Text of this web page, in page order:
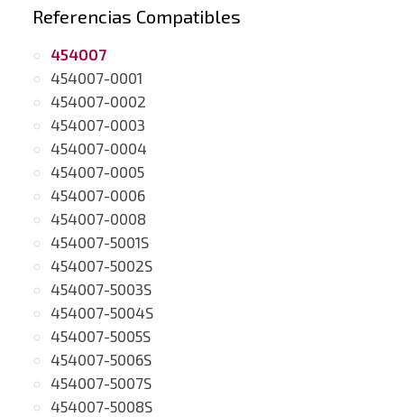
Referencias Compatibles
454007
454007-0001
454007-0002
454007-0003
454007-0004
454007-0005
454007-0006
454007-0008
454007-5001S
454007-5002S
454007-5003S
454007-5004S
454007-5005S
454007-5006S
454007-5007S
454007-5008S